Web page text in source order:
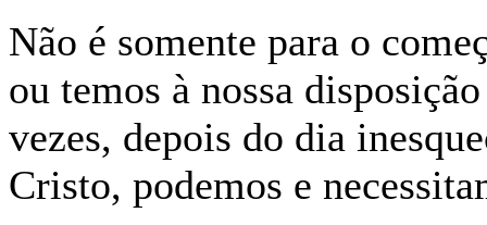
Não é somente para o
ou temos à nossa
vezes, depois do dia
Cristo, podemos e